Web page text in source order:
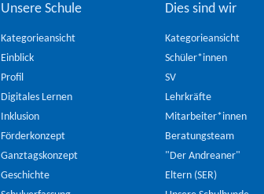
Unsere Schule
Kategorieansicht
Einblick
Profil
Digitales Lernen
Inklusion
Förderkonzept
Ganztagskonzept
Geschichte
Dies sind wir
Kategorieansicht
Schüler*innen
SV
Lehrkräfte
Mitarbeiter*innen
Beratungsteam
"Der Andreaner"
Eltern (SER)